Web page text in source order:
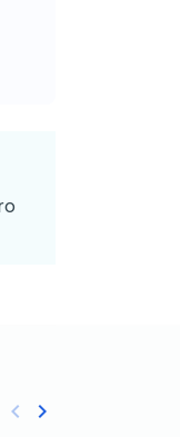
Anterior
keyboard_arrow_left Siguiente
keyboard_arrow_right